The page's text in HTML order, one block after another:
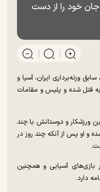
جان خود را از دست
وزنه‌برداری ایران، آسیا و
قتل شده و پلیس و مقامات
ورزشکار و دوستانش با چند
و او پس از آنکه چند روز در
بازی‌های آسیایی و همچنین
دارد.